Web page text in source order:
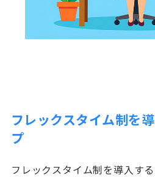
フレックスタイム制を
プ
フレックスタイム制を導入す